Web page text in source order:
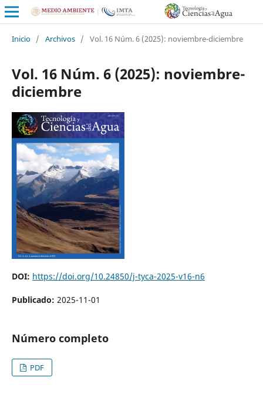
Inicio / Archivos / Vol. 16 Núm. 6 (2025): noviembre-diciembre
Vol. 16 Núm. 6 (2025): noviembre-
diciembre
DOI: https://doi.org/10.24850/j-tyca-2025-v16-n6
Publicado: 2025-11-01
Número completo
PDF